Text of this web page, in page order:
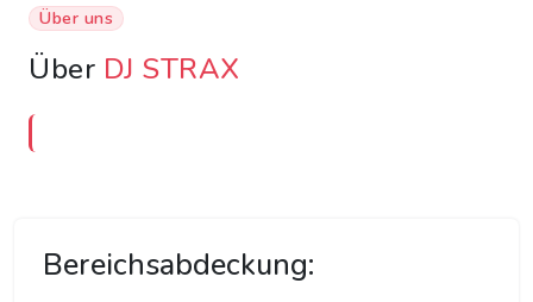
Über uns
Über DJ STRAX
Bereichsabdeckung: